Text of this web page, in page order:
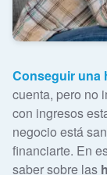
Conseguir una
cuenta, pero no
con ingresos
negocio está
financiarte. En
saber sobre las